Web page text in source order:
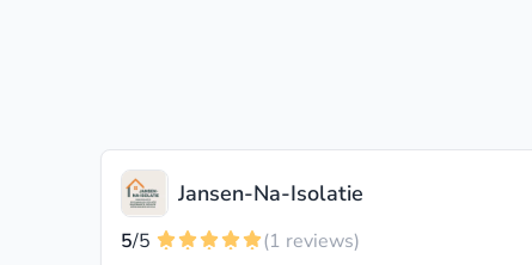
Jansen-Na-Isolatie
5/5
(1 reviews)